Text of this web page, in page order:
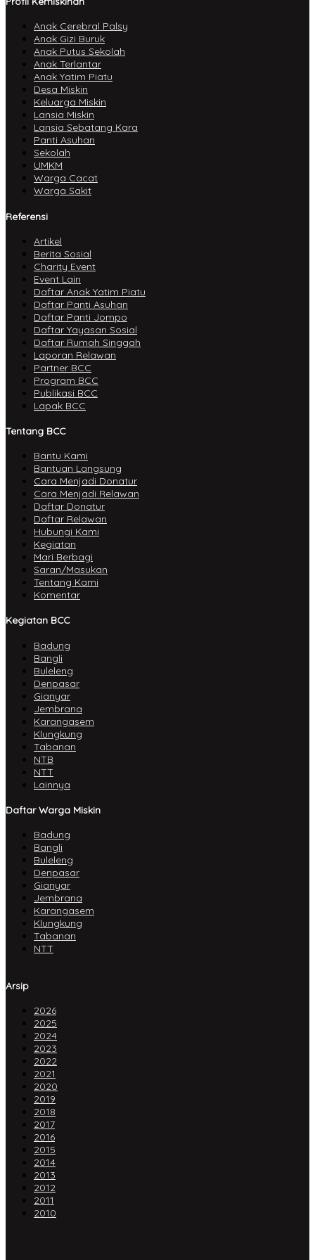
Anak Cerebral Palsy
Anak Gizi Buruk
Anak Putus Sekolah
Anak Terlantar
Anak Yatim Piatu
Desa Miskin
Keluarga Miskin
Lansia Miskin
Lansia Sebatang Kara
Panti Asuhan
Sekolah
UMKM
Warga Cacat
Warga Sakit
Referensi
Artikel
Berita Sosial
Charity Event
Event Lain
Daftar Anak Yatim Piatu
Daftar Panti Asuhan
Daftar Panti Jompo
Daftar Yayasan Sosial
Daftar Rumah Singgah
Laporan Relawan
Partner BCC
Program BCC
Publikasi BCC
Lapak BCC
Tentang BCC
Bantu Kami
Bantuan Langsung
Cara Menjadi Donatur
Cara Menjadi Relawan
Daftar Donatur
Daftar Relawan
Hubungi Kami
Kegiatan
Mari Berbagi
Saran/Masukan
Tentang Kami
Komentar
Kegiatan BCC
Badung
Bangli
Buleleng
Denpasar
Gianyar
Jembrana
Karangasem
Klungkung
Tabanan
NTB
NTT
Lainnya
Daftar Warga Miskin
Badung
Bangli
Buleleng
Denpasar
Gianyar
Jembrana
Karangasem
Klungkung
Tabanan
NTT
Arsip
2026
2025
2024
2023
2022
2021
2020
2019
2018
2017
2016
2015
2014
2013
2012
2011
2010